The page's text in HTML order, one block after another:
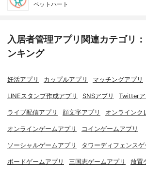
ペットハート
入居者管理アプリ関連カテゴリ
ンキング
妊活アプリ カップルアプリ マッチングアプリ
LINEスタンプ作成アプリ SNSアプリ Twitterア
ライブ配信アプリ 顔文字アプリ オンラインク
オンラインゲームアプリ コインゲームアプリ
ソーシャルゲームアプリ タワーディフェンスゲ
ボードゲームアプリ 三国志ゲームアプリ 放置